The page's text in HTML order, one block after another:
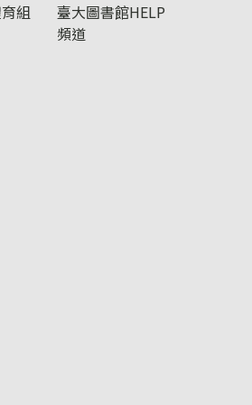
組
臺大圖書館HELP
頻道